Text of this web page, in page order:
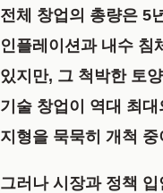
전체 창업의 총량은 5
인플레이션과 내수 침
있지만, 그 척박한 토
기술 창업이 역대 최
지형을 묵묵히 개척 중
그러나 시장과 정책